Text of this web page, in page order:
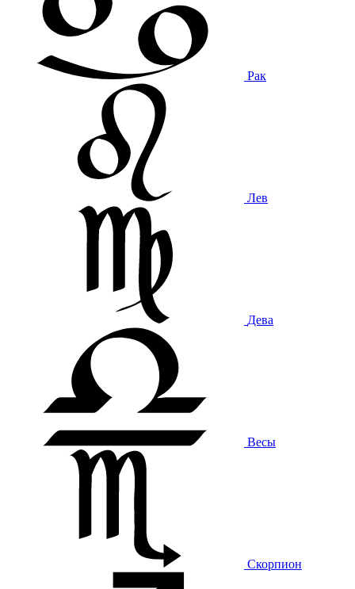
Рак
Лев
Дева
Весы
Скорпион